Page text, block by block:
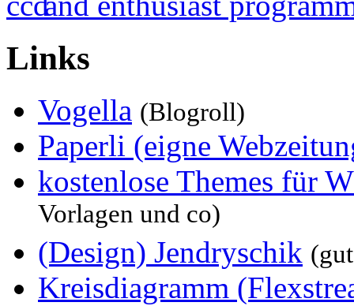
Links
Vogella (Blogroll)
Paperli (eigne
kostenlose Themes für
Vorlagen und co)
(Design) Jendryschik
Kreisdiagramm